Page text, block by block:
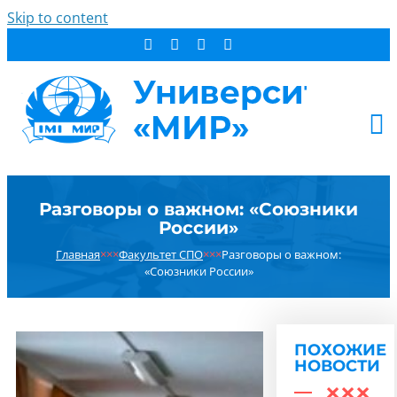
Skip to content
СТУДЕНТУ
ОБ УНИВЕРСИТЕТЕ
НОВОСТИ
РЕЗУЛЬТАТ ПОИСКА:
Разговоры о важном: «Союзники
России»
Главная×××Факультет СПО×××Разговоры о важном:
«Союзники России»
ПОХОЖИЕ
НОВОСТИ